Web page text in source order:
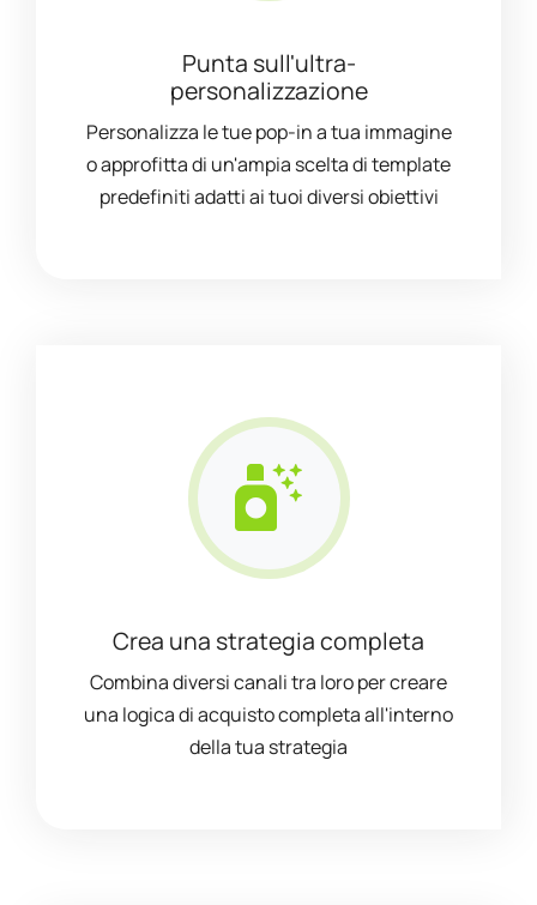
Punta sull'ultra-
personalizzazione
Personalizza le tue pop-in a tua immagine
o approfitta di un'ampia scelta di template
predefiniti adatti ai tuoi diversi obiettivi
Crea una strategia completa
Combina diversi canali tra loro per creare
una logica di acquisto completa all'interno
della tua strategia